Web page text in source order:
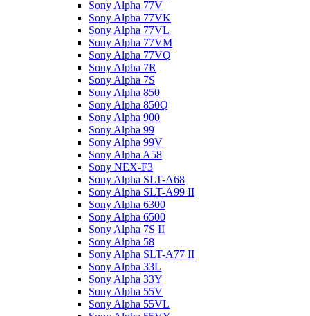
Sony Alpha 77V
Sony Alpha 77VK
Sony Alpha 77VL
Sony Alpha 77VM
Sony Alpha 77VQ
Sony Alpha 7R
Sony Alpha 7S
Sony Alpha 850
Sony Alpha 850Q
Sony Alpha 900
Sony Alpha 99
Sony Alpha 99V
Sony Alpha A58
Sony NEX-F3
Sony Alpha SLT-A68
Sony Alpha SLT-A99 II
Sony Alpha 6300
Sony Alpha 6500
Sony Alpha 7S II
Sony Alpha 58
Sony Alpha SLT-A77 II
Sony Alpha 33L
Sony Alpha 33Y
Sony Alpha 55V
Sony Alpha 55VL